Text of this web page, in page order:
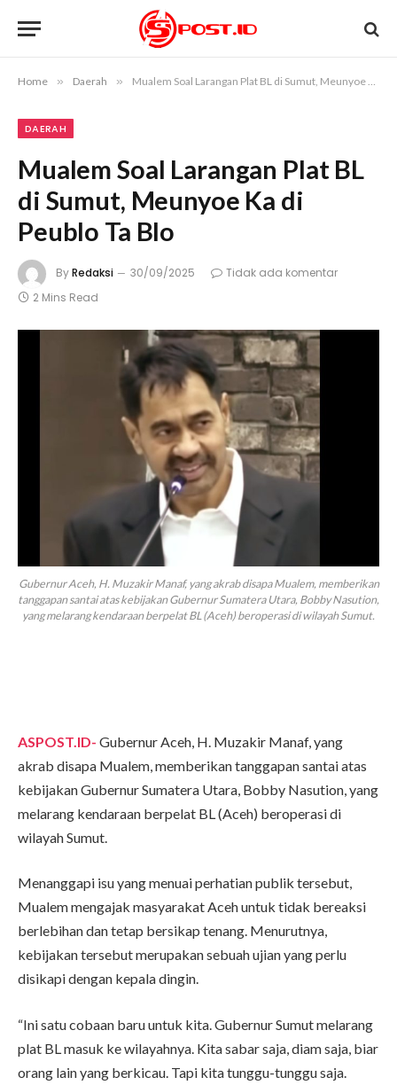
Home » Daerah » Mualem Soal Larangan Plat BL di Sumut, Meunyoe Ka di Peublo Ta Blo
DAERAH
Mualem Soal Larangan Plat BL
di Sumut, Meunyoe Ka di
Peublo Ta Blo
ByRedaksi 30/09/2025
Tidak ada komentar
2 Mins Read
Gubernur Aceh, H. Muzakir Manaf, yang akrab disapa Mualem, memberikan
tanggapan santai atas kebijakan Gubernur Sumatera Utara, Bobby Nasution,
yang melarang kendaraan berpelat BL (Aceh) beroperasi di wilayah Sumut.
ASPOST.ID- Gubernur Aceh, H. Muzakir Manaf, yang
akrab disapa Mualem, memberikan tanggapan santai atas
kebijakan Gubernur Sumatera Utara, Bobby Nasution, yang
melarang kendaraan berpelat BL (Aceh) beroperasi di
wilayah Sumut.
Menanggapi isu yang menuai perhatian publik tersebut,
Mualem mengajak masyarakat Aceh untuk tidak bereaksi
berlebihan dan tetap bersikap tenang. Menurutnya,
kebijakan tersebut merupakan sebuah ujian yang perlu
disikapi dengan kepala dingin.
“Ini satu cobaan baru untuk kita. Gubernur Sumut melarang
plat BL masuk ke wilayahnya. Kita sabar saja, diam saja, biar
orang lain yang berkicau. Tapi kita tunggu-tunggu saja.